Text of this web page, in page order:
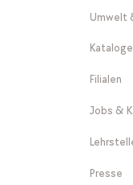
Umwelt
Filialen
Jobs &
Presse